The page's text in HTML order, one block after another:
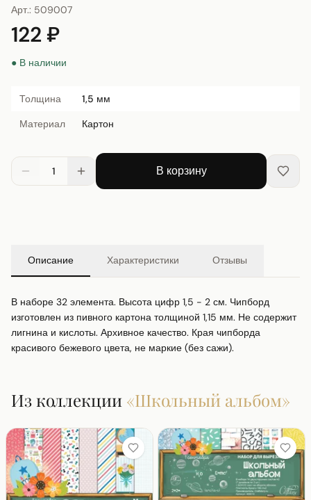
Арт.: 509007
122 ₽
● В наличии
Толщина
1,5 мм
Материал
Картон
1 В корзину
Описание Характеристики Отзывы
В наборе 32 элемента. Высота цифр 1,5 - 2 см. Чипборд
изготовлен из пивного картона толщиной 1,15 мм. Не содержит
лигнина и кислоты. Архивное качество. Края чипборда
красивого бежевого цвета, не маркие (без сажи).
Из коллекции «Школьный альбом»